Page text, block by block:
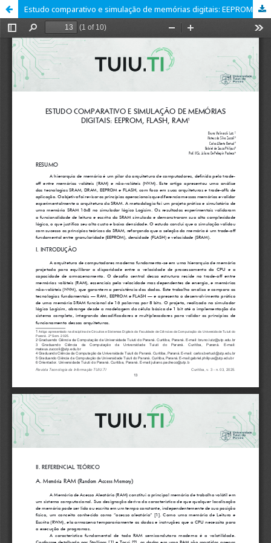
Estudo comparativo e simulação de memórias digitais: EEPROM, FLASH, RAM